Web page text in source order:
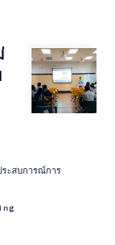
ะสบการณ์การ